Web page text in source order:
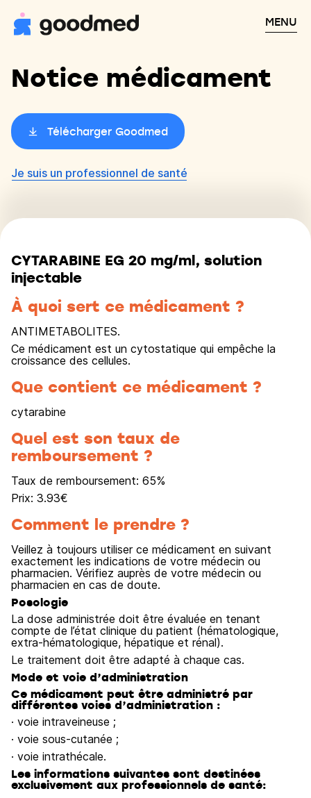
MENU
Notice médicament
Télécharger Goodmed
Je suis un professionnel de santé
CYTARABINE EG 20 mg/ml, solution
injectable
À quoi sert ce médicament ?
ANTIMETABOLITES.
Ce médicament est un cytostatique qui empêche la
croissance des cellules.
Que contient ce médicament ?
cytarabine
Quel est son taux de
remboursement ?
Taux de remboursement: 65%
Prix: 3.93€
Comment le prendre ?
Veillez à toujours utiliser ce médicament en suivant
exactement les indications de votre médecin ou
pharmacien. Vérifiez auprès de votre médecin ou
pharmacien en cas de doute.
Posologie
La dose administrée doit être évaluée en tenant
compte de l’état clinique du patient (hématologique,
extra-hématologique, hépatique et rénal).
Le traitement doit être adapté à chaque cas.
Mode et voie d’administration
Ce médicament peut être administré par
différentes voies d’administration :
· voie intraveineuse ;
· voie sous-cutanée ;
· voie intrathécale.
Les informations suivantes sont destinées
exclusivement aux professionnels de santé: